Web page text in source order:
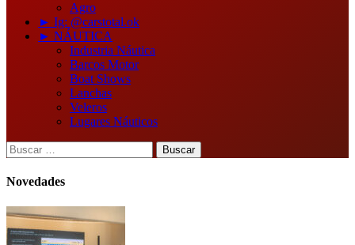
Agro
► Ig: @carstotal.ok
► NÁUTICA
Industria Náutica
Barcos Motor
Boat Shows
Lanchas
Veleros
Lugares Náuticos
Buscar:
Novedades